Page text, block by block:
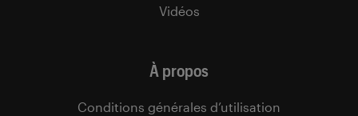
Vidéos
À propos
Conditions générales d’utilisation